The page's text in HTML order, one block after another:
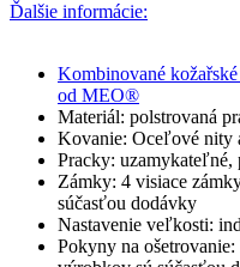
Ďalšie informácie:
Kombinované
od MEO®
Materiál: polstrovaná
Kovanie: Oceľové nity
Pracky: uzamykateľné,
Zámky: 4 visiace
súčasťou dodávky
Nastavenie veľkosti:
Pokyny na